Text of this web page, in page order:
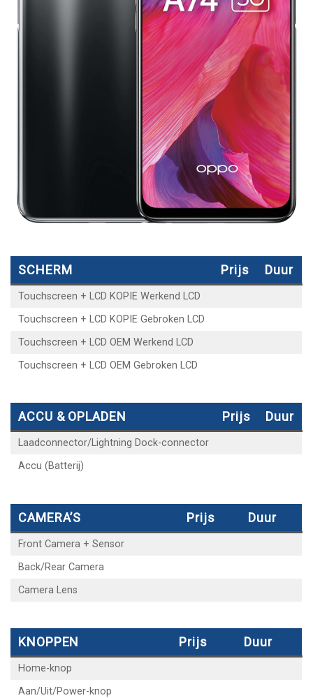
SCHERM Prijs Duur
Touchscreen + LCD KOPIE Werkend LCD
Touchscreen + LCD KOPIE Gebroken LCD
Touchscreen + LCD OEM Werkend LCD
Touchscreen + LCD OEM Gebroken LCD
ACCU & OPLADEN Prijs Duur
Laadconnector/Lightning Dock-connector
Accu (Batterij)
CAMERA’S Prijs Duur
Front Camera + Sensor
Back/Rear Camera
Camera Lens
KNOPPEN Prijs Duur
Home-knop
Aan/Uit/Power-knop